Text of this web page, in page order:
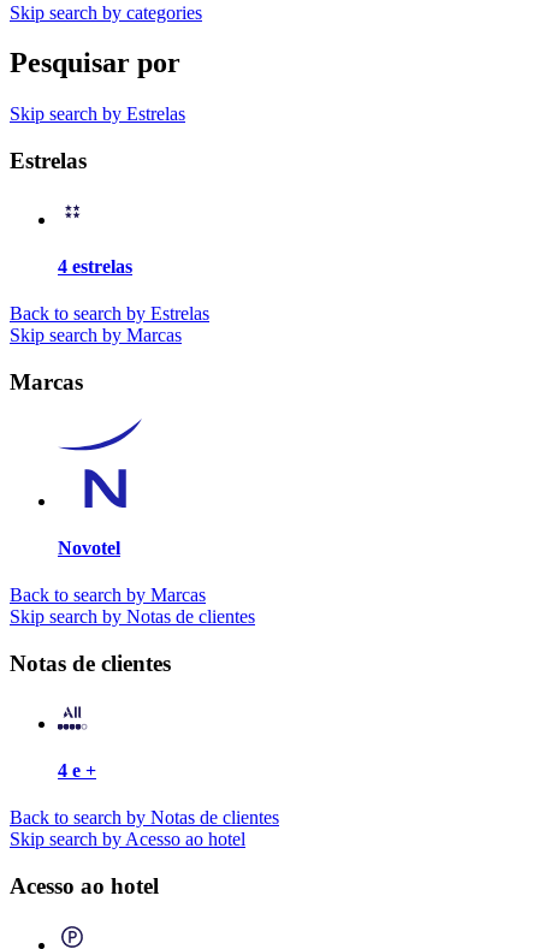
Skip search by categories
Pesquisar por
Skip search by Estrelas
Estrelas
4 estrelas
Back to search by Estrelas
Skip search by Marcas
Marcas
Novotel
Back to search by Marcas
Skip search by Notas de clientes
Notas de clientes
4 e +
Back to search by Notas de clientes
Skip search by Acesso ao hotel
Acesso ao hotel